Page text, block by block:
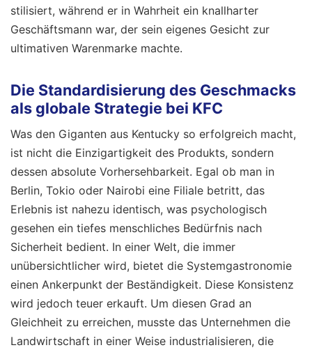
stilisiert, während er in Wahrheit ein knallharter
Geschäftsmann war, der sein eigenes Gesicht zur
ultimativen Warenmarke machte.
Die Standardisierung des Geschmacks
als globale Strategie bei KFC
Was den Giganten aus Kentucky so erfolgreich macht,
ist nicht die Einzigartigkeit des Produkts, sondern
dessen absolute Vorhersehbarkeit. Egal ob man in
Berlin, Tokio oder Nairobi eine Filiale betritt, das
Erlebnis ist nahezu identisch, was psychologisch
gesehen ein tiefes menschliches Bedürfnis nach
Sicherheit bedient. In einer Welt, die immer
unübersichtlicher wird, bietet die Systemgastronomie
einen Ankerpunkt der Beständigkeit. Diese Konsistenz
wird jedoch teuer erkauft. Um diesen Grad an
Gleichheit zu erreichen, musste das Unternehmen die
Landwirtschaft in einer Weise industrialisieren, die